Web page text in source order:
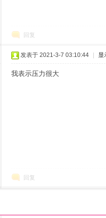
回复
发表于 2021-3-7 03:10:44 显
我表示压力很大
回复